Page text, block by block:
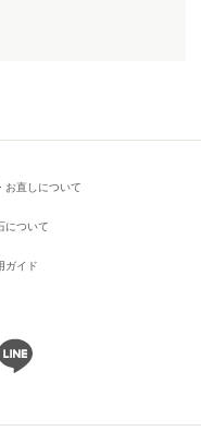
お直しについて
について
ガイド